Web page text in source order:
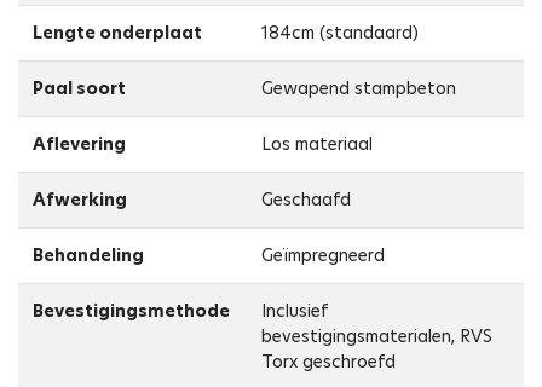
Lengte onderplaat 184cm (standaard)
Paal soort Gewapend stampbeton
Aflevering Los materiaal
Afwerking Geschaafd
Behandeling Geïmpregneerd
Bevestigingsmethode
Inclusief
bevestigingsmaterialen, RVS
Torx geschroefd